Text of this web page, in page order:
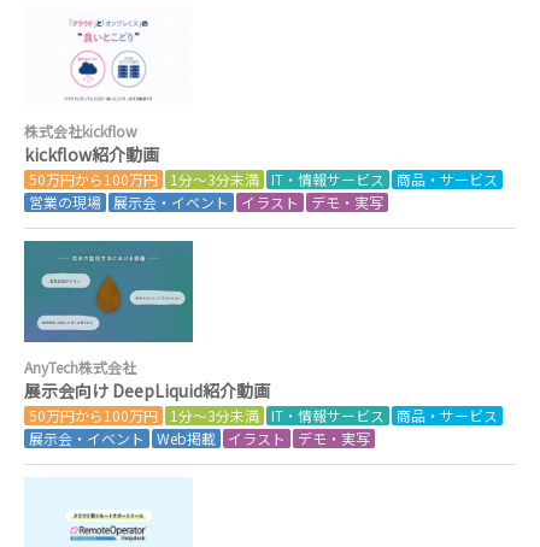
株式会社kickflow
kickflow紹介動画
50万円から100万円 1分～3分未満 IT・情報サービス
商品・サービス
営業の現場
展示会・イベント イラスト デモ・実写
AnyTech株式会社
展示会向け DeepLiquid紹介動画
50万円から100万円 1分～3分未満 IT・情報サービス
商品・サービス
展示会・イベント
Web掲載 イラスト デモ・実写